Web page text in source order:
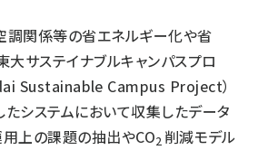
調関係等の省エネルギー化や省
大サステイナブルキャンパスプロ
Sustainable Campus Project）
たシステムにおいて収集したデータ
用上の課題の抽出やCO2 削減モデル